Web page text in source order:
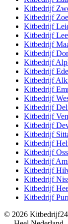
Kitbedrijf
Kitbedrijf
Kitbedrijf
Kitbedrijf
Kitbedrijf
Kitbedrijf
Kitbedrijf
KitbedrijfEde
Kitbedrijf
Kitbedrijf
Kitbedrijf
Kitbedrijf
Kitbedrijf
Kitbedrijf
Kitbedrijf
Kitbedrijf
KitbedrijfOss
Kitbedrijf
Kitbedrijf
Kitbedrijf
Kitbedrijf
Kitbedrijf
© 2026